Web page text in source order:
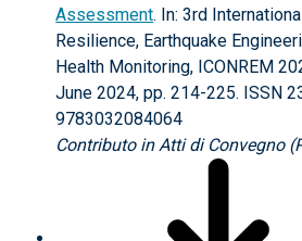
Assessment. In: 3rd
Resilience, Earthquake
Health Monitoring, ICONREM
June 2024, pp. 214-225. ISSN
9783032084064
Contributo in Atti di Convegno